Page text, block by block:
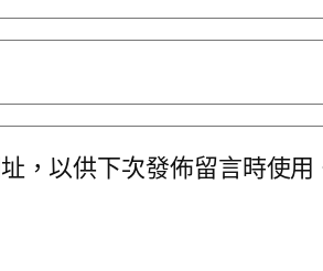
，以供下次發佈留言時使用